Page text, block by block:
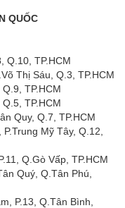
QUỐC
Q.10, TP.HCM
Thị Sáu, Q.3, TP.HCM
TP.HCM
TP.HCM
Quy, Q.7, TP.HCM
Mỹ Tây, Q.12,
Q.Gò Vấp, TP.HCM
Quý, Q.Tân Phú,
P.13, Q.Tân Bình,